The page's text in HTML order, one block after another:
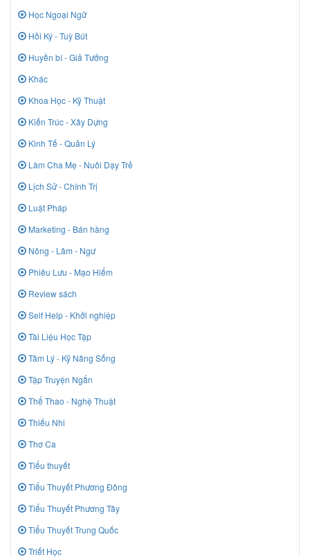
Học Ngoại Ngữ
Hồi Ký - Tuỳ Bút
Huyền bí - Giả Tưởng
Khác
Khoa Học - Kỹ Thuật
Kiến Trúc - Xây Dựng
Kinh Tế - Quản Lý
Làm Cha Mẹ - Nuôi Dạy Trẻ
Lịch Sử - Chính Trị
Luật Pháp
Marketing - Bán hàng
Nông - Lâm - Ngư
Phiêu Lưu - Mạo Hiểm
Review sách
Self Help - Khởi nghiệp
Tài Liệu Học Tập
Tâm Lý - Kỹ Năng Sống
Tập Truyện Ngắn
Thể Thao - Nghệ Thuật
Thiếu Nhi
Thơ Ca
Tiểu thuyết
Tiểu Thuyết Phương Đông
Tiểu Thuyết Phương Tây
Tiểu Thuyết Trung Quốc
Triết Học